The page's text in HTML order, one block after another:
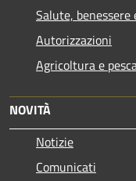
Salute, benessere
Autorizzazioni
Agricoltura e
NOVITÀ
Notizie
Comunicati